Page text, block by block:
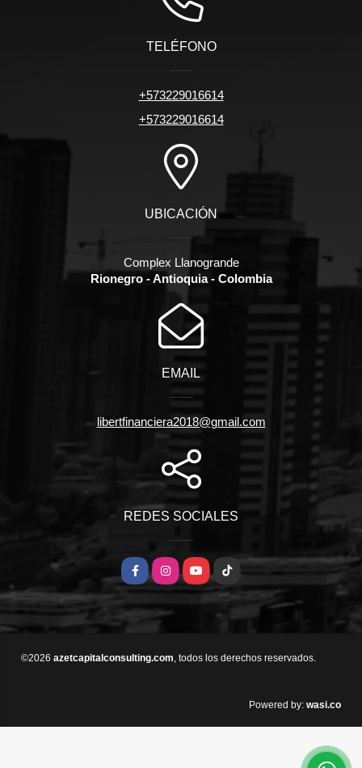
TELÉFONO
+573229016614
+573229016614
UBICACIÓN
Complex Llanogrande
Rionegro - Antioquia - Colombia
EMAIL
libertfinanciera2018@gmail.com
REDES SOCIALES
FacebookInstagramYouTube
TikTok
©2026 azetcapitalconsulting.com , todos los derechos reservados.
Powered by: wasi.co